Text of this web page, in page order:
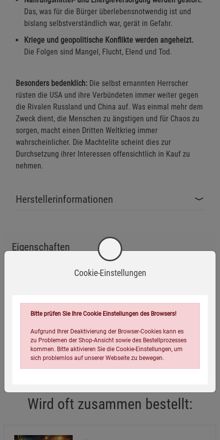
Das, was für die Bürger überlebensnotwendig ist und
bislang selbstverständlich war, gerät in Gefahr.
Kriege und geopolitische Konflikte werden angeheizt.
Die Folgen sind Mangel, Flucht, Elend und Tod.
Besonders bedenklich: Die selbst ernannten Herrscher
rüsten die USA und ihre Verbündeten immer weiter gegen
die Rivalen Russland und China auf. Was einmal mehr dem
Zweck dient, die Menschen zu ängstigen und für Chaos zu
sorgen, macht einen Dritten Weltkrieg immer
wahrscheinlicher. Die Machtelite scheint dies zur
Durchsetzung ihrer Interessen offensichtlich in Kauf zu
nehmen.
Herstellerinformationen
Eigenschaften
Verlag / Herausgeber:
Infos:
gebunden, 240 Seiten
Erscheinungstermin:
22.02.2024
Verpackungsgewicht:
373 Gramm
Verpackungsmaße (LxBxH):
21,5 14,5
Wird oft zusammen bestellt:
Cookie-Einstellungen
Bitte prüfen Sie Ihre Cookie Einstellungen des Browsers!
Aufgrund Ihrer Deaktivierung der Browser-Cookies kann es
zu Problemen der Shop-Ansicht sowie des Bestellprozesses
kommen. Bitte aktivieren Sie die Cookie-Einstellungen, um
sich problemlos auf unserer Webseite zu bewegen.